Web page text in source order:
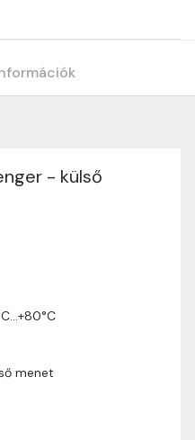
- külső
menet
választottátok
megtaláljátok szállítási
gördülékenyen és
Amennyiben
a szállítás hosszabb
benneteket.
díj függ a termék súlyától
A pontos szállítási
során megtekinthetitek,